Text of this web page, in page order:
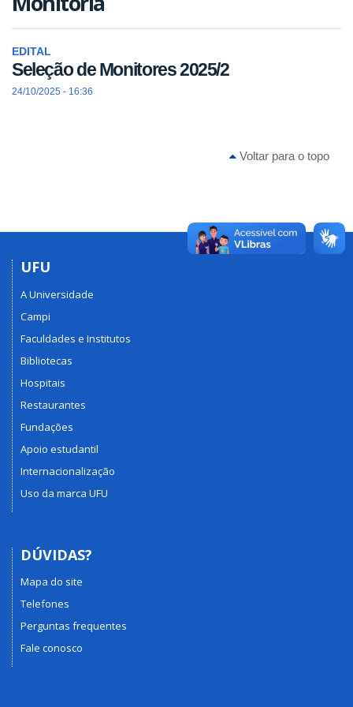
EDITAL
Seleção de Monitores 2025/2
24/10/2025 - 16:36
Voltar para o topo
UFU
A Universidade
Campi
Faculdades e Institutos
Bibliotecas
Hospitais
Restaurantes
Fundações
Apoio estudantil
Internacionalização
Uso da marca UFU
DÚVIDAS?
Mapa do site
Telefones
Perguntas frequentes
Fale conosco